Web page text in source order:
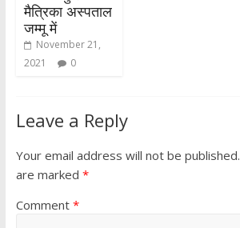
मैत्रिका अस्पताल
जम्मू में
November 21,
2021
0
Leave a Reply
Your email address will not be published.
are marked *
Comment *